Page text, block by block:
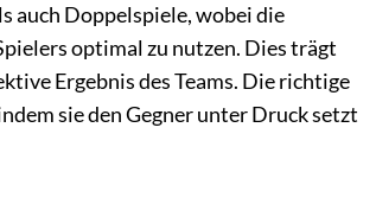
auch Doppelspiele, wobei die
optimal zu nutzen. Dies trägt
Ergebnis des Teams. Die richtige
sie den Gegner unter Druck setzt